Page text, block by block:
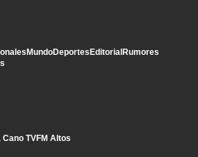
MundoDeportesEditorialRumores
Cano TVFM Altos